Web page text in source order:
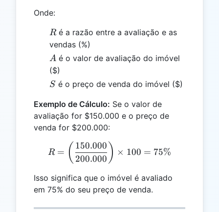
Onde:
R
Ré a razão entre a avaliação e as
vendas (%)
A
A é o valor de avaliação do imóvel
($)
S
S é o preço de venda do imóvel ($)
Exemplo de Cálculo: Se o valor de
avaliação for $150.000 e o preço de
venda for $200.000:
R = \left(
R = ( 200.000
150.000 ) × 100 = 75%
Isso significa que o imóvel é avaliado
em 75% do seu preço de venda.